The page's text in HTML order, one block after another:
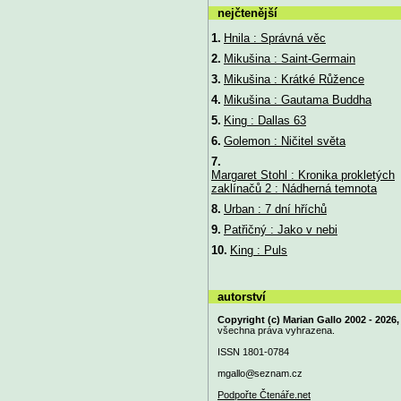
nejčtenější
1. Hnila : Správná věc
2. Mikušina : Saint-Germain
3. Mikušina : Krátké Růžence
4. Mikušina : Gautama Buddha
5. King : Dallas 63
6. Golemon : Ničitel světa
7.
Margaret Stohl : Kronika prokletých
zaklínačů 2 : Nádherná temnota
8. Urban : 7 dní hříchů
9. Patřičný : Jako v nebi
10. King : Puls
autorství
Copyright (c) Marian Gallo 2002 - 2026,
všechna práva vyhrazena.
ISSN 1801-0784
mgallo@seznam.cz
Podpořte Čtenáře.net